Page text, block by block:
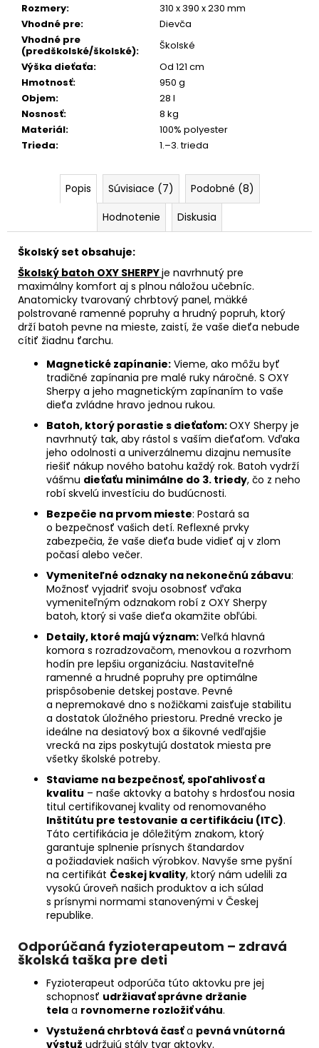
Rozmery:
310 x 390 x 230 mm
Vhodné pre:
Dievča
Vhodné pre
(predškolské/školské):
Školské
Výška dieťaťa:
Od 121 cm
Hmotnosť:
950 g
Objem:
28 l
Nosnosť:
8 kg
Materiál:
100% polyester
Trieda: 1.–3. trieda
Popis Súvisiace (7)
Podobné (8)
Hodnotenie
Diskusia
Školský set obsahuje:
Školský batoh OXY SHERPYje navrhnutý pre
maximálny komfort aj s plnou náložou učebníc.
Anatomicky tvarovaný chrbtový panel, mäkké
polstrované ramenné popruhy a hrudný popruh, ktorý
drží batoh pevne na mieste, zaistí, že vaše dieťa nebude
cítiť žiadnu ťarchu.
Magnetické zapínanie: Vieme, ako môžu byť
tradičné zapínania pre malé ruky náročné. S OXY
Sherpy a jeho magnetickým zapínaním to vaše
dieťa zvládne hravo jednou rukou.
Batoh, ktorý porastie s dieťaťom:OXY Sherpy je
navrhnutý tak, aby rástol s vaším dieťaťom. Vďaka
jeho odolnosti a univerzálnemu dizajnu nemusíte
riešiť nákup nového batohu každý rok. Batoh vydrží
vášmu dieťaťu minimálne do 3. triedy, čo z neho
robí skvelú investíciu do budúcnosti.
Bezpečie na prvom mieste: Postará sa
o bezpečnosť vašich detí. Reflexné prvky
zabezpečia, že vaše dieťa bude vidieť aj v zlom
počasí alebo večer.
Vymeniteľné odznaky na nekonečnú zábavu:
Možnosť vyjadriť svoju osobnosť vďaka
vymeniteľným odznakom robí z OXY Sherpy
batoh, ktorý si vaše dieťa okamžite obľúbi.
Detaily, ktoré majú význam:Veľká hlavná
komora s rozradzovačom, menovkou a rozvrhom
hodín pre lepšiu organizáciu. Nastaviteľné
ramenné a hrudné popruhy pre optimálne
prispôsobenie detskej postave. Pevné
a nepremokavé dno s nožičkami zaisťuje stabilitu
a dostatok úložného priestoru. Predné vrecko je
ideálne na desiatový box a šikovné vedľajšie
vrecká na zips poskytujú dostatok miesta pre
všetky školské potreby.
Staviame na bezpečnosť, spoľahlivosť a
kvalitu – naše aktovky a batohy s hrdosťou nosia
titul certifikovanej kvality od renomovaného
Inštitútu pre testovanie a certifikáciu (ITC).
Táto certifikácia je dôležitým znakom, ktorý
garantuje splnenie prísnych štandardov
a požiadaviek našich výrobkov. Navyše sme pyšní
na certifikát Českej kvality, ktorý nám udelili za
vysokú úroveň našich produktov a ich súlad
s prísnymi normami stanovenými v Českej
republike.
Odporúčaná fyzioterapeutom – zdravá
školská taška pre deti
Fyzioterapeut odporúča túto aktovku pre jej
schopnosť udržiavať správne držanie
tela a rovnomerne rozložiť váhu.
Vystužená chrbtová časť a pevná vnútorná
výstuž udržujú stály tvar aktovky.